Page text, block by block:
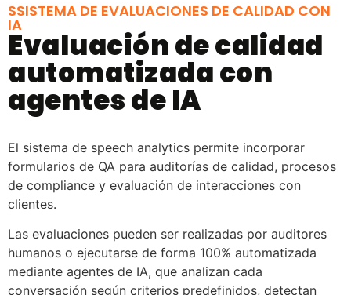
SSISTEMA DE EVALUACIONES DE CALIDAD CON
IA
Evaluación de calidad
automatizada con
agentes de IA
El sistema de speech analytics permite incorporar
formularios de QA para auditorías de calidad, procesos
de compliance y evaluación de interacciones con
clientes.
Las evaluaciones pueden ser realizadas por auditores
humanos o ejecutarse de forma 100% automatizada
mediante agentes de IA, que analizan cada
conversación según criterios predefinidos, detectan